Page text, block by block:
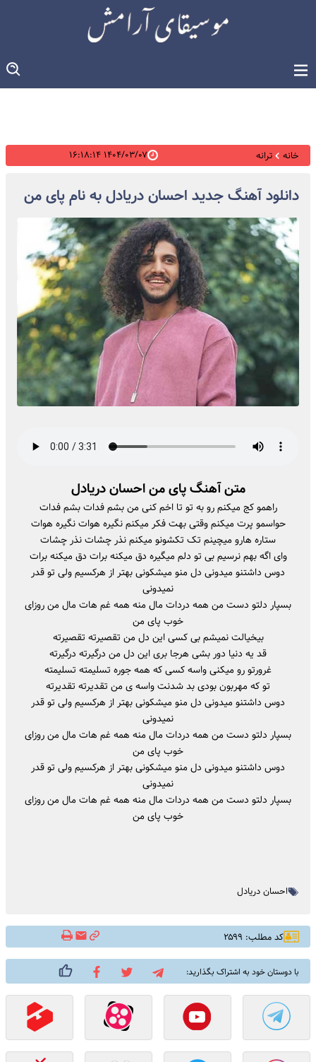
خانه ترانه ۱۴۰۴/۰۳/۰۷ ۱۶:۱۸:۱۴
دانلود آهنگ جدید احسان دریادل به نام پای من
متن آهنگ پای من احسان دریادل
راهمو کج میکنم رو به تو تا اخم کنی من بشم فدات بشم فدات
حواسمو پرت میکنم وقتی بهت فکر میکنم نگیره هوات نگیره هوات
ستاره هارو میچینم تک تکشونو میکنم نذر چشات نذر چشات
وای اگه بهم نرسیم بی تو دلم میگیره دق میکنه برات دق میکنه برات
دوس داشتنو میدونی دل منو میشکونی بهتر از هرکسیم ولی تو قدر
نمیدونی
بسپار دلتو دست من همه دردات مال منه همه غم هات مال من روزای
خوب پای من
بیخیالت نمیشم بی کسی این دل من تقصیرته تقصیرته
قد یه دنیا دور بشی هرجا بری این دل من درگیرته درگیرته
غرورتو رو میکنی واسه کسی که همه جوره تسلیمته تسلیمته
تو که مهربون بودی بد شدنت واسه ی من تقدیرته تقدیرته
دوس داشتنو میدونی دل منو میشکونی بهتر از هرکسیم ولی تو قدر
نمیدونی
بسپار دلتو دست من همه دردات مال منه همه غم هات مال من روزای
خوب پای من
دوس داشتنو میدونی دل منو میشکونی بهتر از هرکسیم ولی تو قدر
نمیدونی
بسپار دلتو دست من همه دردات مال منه همه غم هات مال من روزای
خوب پای من
احسان دریادل
کد مطلب: ۲۵۹۹
با دوستان خود به اشتراک بگذارید: